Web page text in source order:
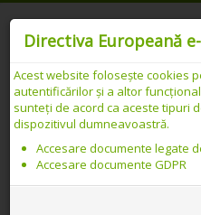
Catalog web SEO
PeAlese.com
Adăugare link
Directiva Europeană
Acest website folosește cookies
autentificărilor și a altor
sunteți de acord ca aceste tipuri
dispozitivul dumneavoastră.
Accesare documente legate
Accesare documente GDPR